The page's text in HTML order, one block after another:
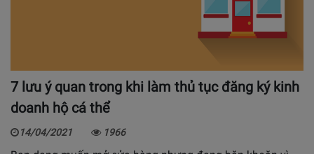
7 lưu ý quan trong khi làm thủ tục đăng ký kinh
doanh hộ cá thể
14/04/2021 1966